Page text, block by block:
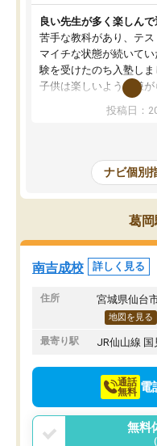
良い先生が多く楽しん
苦手な教科があり、テス
マイチな状態が続いて
験を受けたのち入塾しま
子供は楽しいようで嫌が
先生は良い方が多く、
教室は少し狭い印象な
など生徒さんが多い時
ないかな？と感じます。
また駅前にあるのでアク
すが駐車場がないのでお
隣のコインパーキング
上駐車をするしかない点
投稿日：
ナビ個別
葛
南吉成校 詳しく見る
住所 宮城県仙台
地図を見る
最寄り駅 JR仙山線 国
通話
無料 電
無料